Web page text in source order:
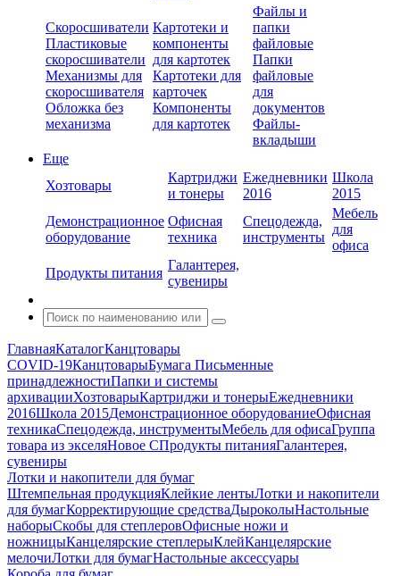
Скоросшиватели
Пластиковые
скоросшиватели
Механизмы для
скоросшивателя
Обложка без
механизма
Картотеки и
компоненты
для картотек
Картотеки для
карточек
Компоненты
для картотек
Файлы и
папки
файловые
Папки
файловые
для
документов
Файлы-
вкладыши
Еще
Хозтовары
Картриджи
и тонеры
Ежедневники
2016
Школа
2015
Демонстрационное
оборудование
Офисная
техника
Спецодежда,
инструменты
Мебель
для
офиса
Продукты питания
Галантерея,
сувениры
ГлавнаяКаталогКанцтовары
COVID-19КанцтоварыБумага Письменные
принадлежностиПапки и системы
архивацииХозтоварыКартриджи и тонерыЕжедневники
2016Школа 2015Демонстрационное оборудованиеОфисная
техникаСпецодежда, инструментыМебель для офисаГруппа
товара из экселяНовое СПродукты питанияГалантерея,
сувениры
Лотки и накопители для бумаг
Штемпельная продукцияКлейкие лентыЛотки и накопители
для бумагКорректирующие средстваДыроколыНастольные
наборыСкобы для степлеровОфисные ножи и
ножницыКанцелярские степлерыКлейКанцелярские
мелочиЛотки для бумагНастольные аксессуары